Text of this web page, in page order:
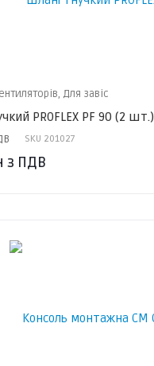
Для завіс
PROFLEX PF 90 (2 шт.)
SKU 201027
з ПДВ